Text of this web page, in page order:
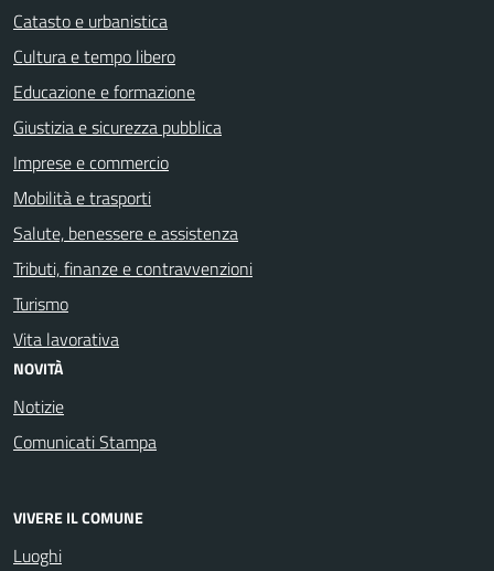
Catasto e urbanistica
Cultura e tempo libero
Educazione e formazione
Giustizia e sicurezza pubblica
Imprese e commercio
Mobilità e trasporti
Salute, benessere e assistenza
Tributi, finanze e contravvenzioni
Turismo
Vita lavorativa
NOVITÀ
Notizie
Comunicati Stampa
VIVERE IL COMUNE
Luoghi